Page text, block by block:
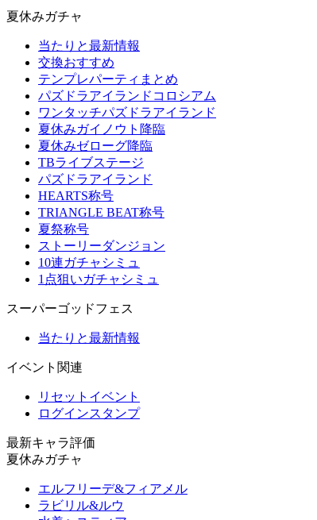
夏休みガチャ
当たりと最新情報
交換おすすめ
テンプレパーティまとめ
パズドラアイランドコロシアム
ワンタッチパズドラアイランド
夏休みガイノウト降臨
夏休みゼローグ降臨
TBライブステージ
パズドラアイランド
HEARTS称号
TRIANGLE BEAT称号
夏祭称号
ストーリーダンジョン
10連ガチャシミュ
1点狙いガチャシミュ
スーパーゴッドフェス
当たりと最新情報
イベント関連
リセットイベント
ログインスタンプ
最新キャラ評価
夏休みガチャ
エルフリーデ&フィアメル
ラビリル&ルウ